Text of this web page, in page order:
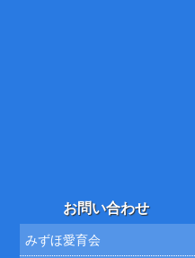
お問い合わせ
みずほ愛育会